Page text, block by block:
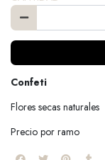
Confeti
Flores secas naturales
Precio por ramo